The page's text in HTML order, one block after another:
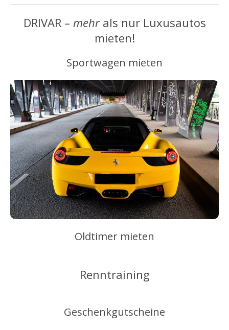
DRIVAR – mehrals nur Luxusautos
mieten!
Sportwagen mieten
Oldtimer mieten
Renntraining
Geschenkgutscheine